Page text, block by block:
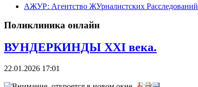
АЖУР: Агентство ЖУрналистских Расследований
Поликлиника онлайн
ВУНДЕРКИНДЫ XXI века.
22.01.2026 17:01